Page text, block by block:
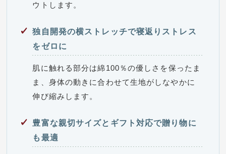
ウトします。
独自開発の横ストレッチで寝返りストレス
をゼロに
肌に触れる部分は綿100％の優しさを保ったま
ま、身体の動きに合わせて生地がしなやかに
伸び縮みします。
豊富な親切サイズとギフト対応で贈り物に
も最適